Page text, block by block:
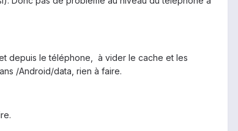
depuis le téléphone, à vider le cache et les
/Android/data, rien à faire.